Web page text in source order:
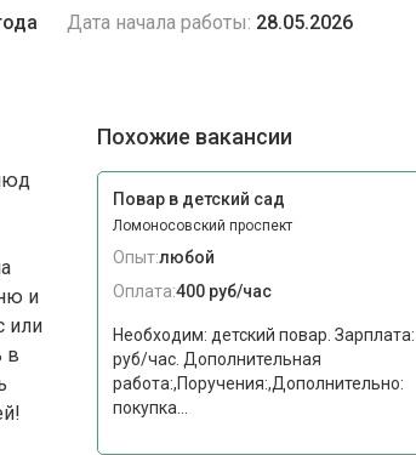
Дата начала работы: 28.05.2026
и
или
в
Похожие вакансии
Повар в детский сад
Ломоносовский проспект
Опыт:любой
Оплата:400 руб/час
Необходим: детский повар.
руб/час. Дополнительная
работа:,Поручения:,Дополнительно:
покупка...